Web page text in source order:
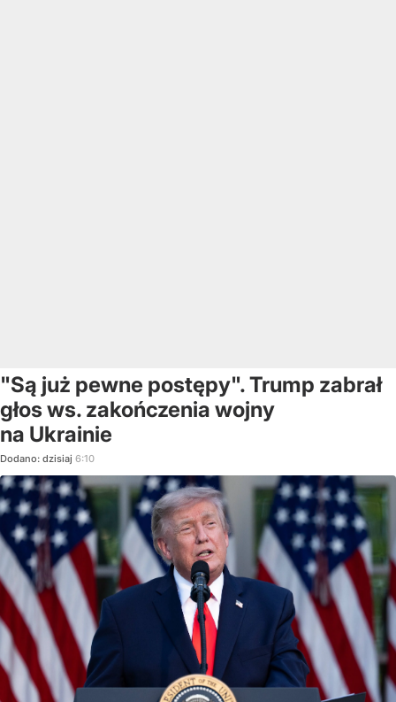
"Są już pewne postępy". Trump zabrał
głos ws. zakończenia wojny
na Ukrainie
Dodano: dzisiaj 6:10